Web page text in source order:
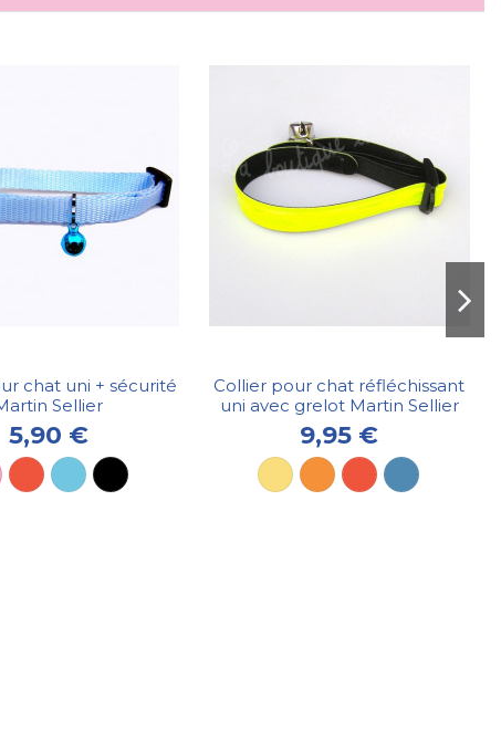
chat uni + sécurité
Sellier
5,90 €
Collier pour chat réfléchissant
uni avec grelot Martin Sellier
9,95 €